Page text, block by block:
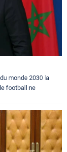
monde 2030 la
football ne